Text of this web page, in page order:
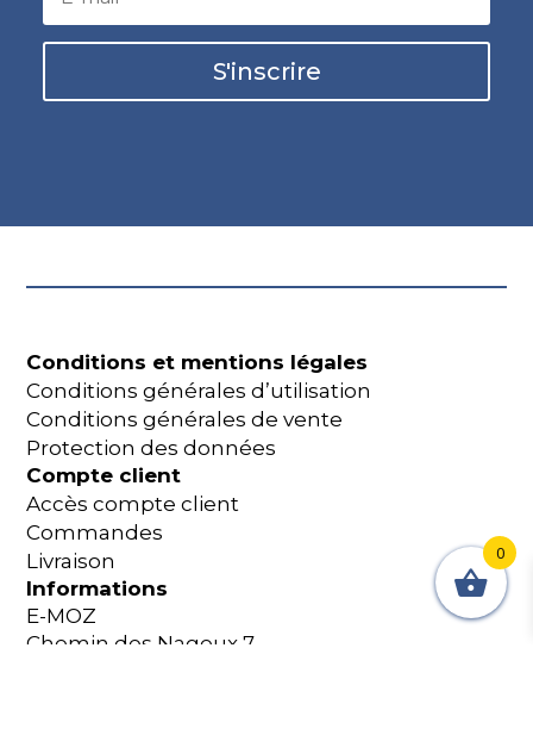
S'inscrire
Conditions et mentions légales
Conditions générales d’utilisation
Conditions générales de vente
Protection des données
Compte client
Accès compte client
Commandes
Livraison
Informations
E-MOZ
Chemin des Nageux 7
0